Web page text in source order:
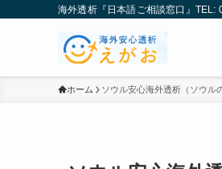
海外透析『日本語ご相談窓口』TEL:
ホーム ソウル安心海外透析（ソウル